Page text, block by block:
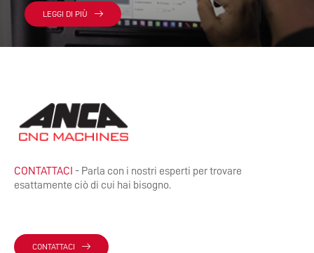
LEGGI DI PIÙ
CONTATTACI - Parla con i nostri esperti per trovare
esattamente ciò di cui hai bisogno.
CONTATTACI